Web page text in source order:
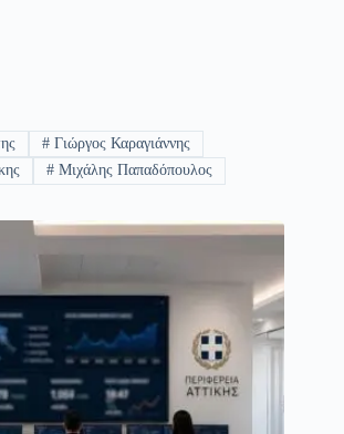
#Γιώργος Καραγιάννης
#Μιχάλης Παπαδόπουλος